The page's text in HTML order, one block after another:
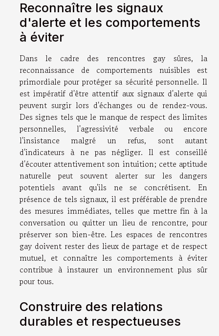
Reconnaître les signaux
d'alerte et les comportements
à éviter
Dans le cadre des rencontres gay sûres, la
reconnaissance de comportements nuisibles est
primordiale pour protéger sa sécurité personnelle. Il
est impératif d'être attentif aux signaux d'alerte qui
peuvent surgir lors d'échanges ou de rendez-vous.
Des signes tels que le manque de respect des limites
personnelles, l'agressivité verbale ou encore
l'insistance malgré un refus, sont autant
d'indicateurs à ne pas négliger. Il est conseillé
d'écouter attentivement son intuition; cette aptitude
naturelle peut souvent alerter sur les dangers
potentiels avant qu'ils ne se concrétisent. En
présence de tels signaux, il est préférable de prendre
des mesures immédiates, telles que mettre fin à la
conversation ou quitter un lieu de rencontre, pour
préserver son bien-être. Les espaces de rencontres
gay doivent rester des lieux de partage et de respect
mutuel, et connaître les comportements à éviter
contribue à instaurer un environnement plus sûr
pour tous.
Construire des relations
durables et respectueuses